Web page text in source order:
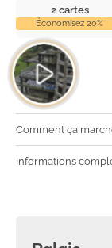
2 cartes
Économisez 20%
Comment ça
Informations